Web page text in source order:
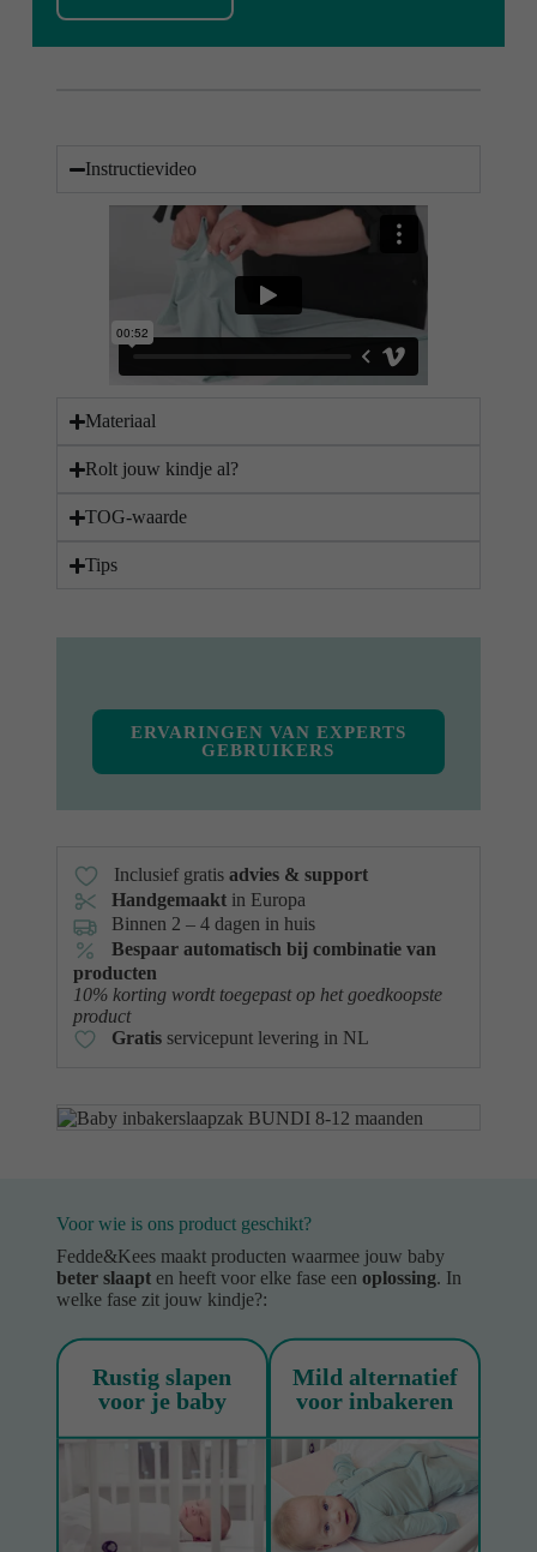
Instructievideo
Materiaal
Rolt jouw kindje al?
TOG-waarde
Tips
ERVARINGEN VAN EXPERTS
GEBRUIKERS
Inclusief gratis advies & support
Handgemaaktin Europa
Binnen 2 – 4 dagen in huis
Bespaar automatisch bij combinatie van
producten
10% korting wordt toegepast op het goedkoopste
product
Gratisservicepunt levering in NL
Voor wie is ons product geschikt?
Fedde&Kees maakt producten waarmee jouw baby
beter slaapten heeft voor elke fase een oplossing. In
welke fase zit jouw kindje?:
Rustig slapen
voor je baby
Mild alternatief
voor inbakeren